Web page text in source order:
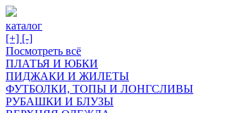
каталог
[+] [-]
Посмотреть всё
ПЛАТЬЯ И ЮБКИ
ПИДЖАКИ И ЖИЛЕТЫ
ФУТБОЛКИ, ТОПЫ И ЛОНГСЛИВЫ
РУБАШКИ И БЛУЗЫ